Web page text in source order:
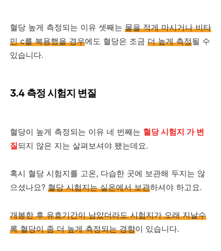
혈당 높게 측정되는 이유 셋째는 물을 적게 마시거나 비타
민 c를 복용했을 경우에도 혈당은 조금 더 높게 측정될 수
있습니다.
3.4 측정 시험지 변질
혈당이 높게 측정되는 이유 네 번째는 혈당 시험지 가 변
질되지 않은 지는 살펴보셔야 됐는데요.
혹시 혈당 시험지를 고온, 다습한 곳에 보관해 두지는 않
으셨나요? 혈당 시험지는 실온에서 보관하셔야 하고요.
개봉한 후 유효기간이 남았더라도 시험지가 오래 지날수
록 혈당이 좀 더 높게 측정되는 경향이 있습니다.